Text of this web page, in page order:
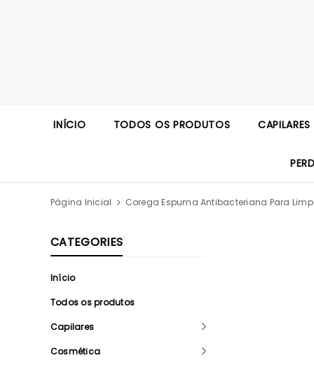
INÍCIO TODOS OS PRODUTOS CAPILARES
Página Inicial Corega Espuma Antibacteriana Para
CATEGORIES
Início
Todos os produtos
Capilares
Cosmética